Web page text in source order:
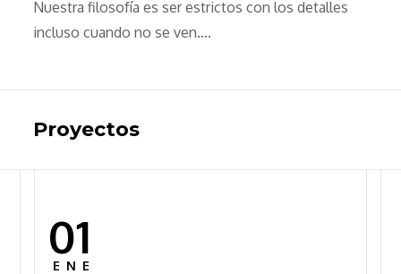
Nuestra filosofía es ser estrictos con los detalles
incluso cuando no se ven....
Proyectos
Posted
on
01
ENE